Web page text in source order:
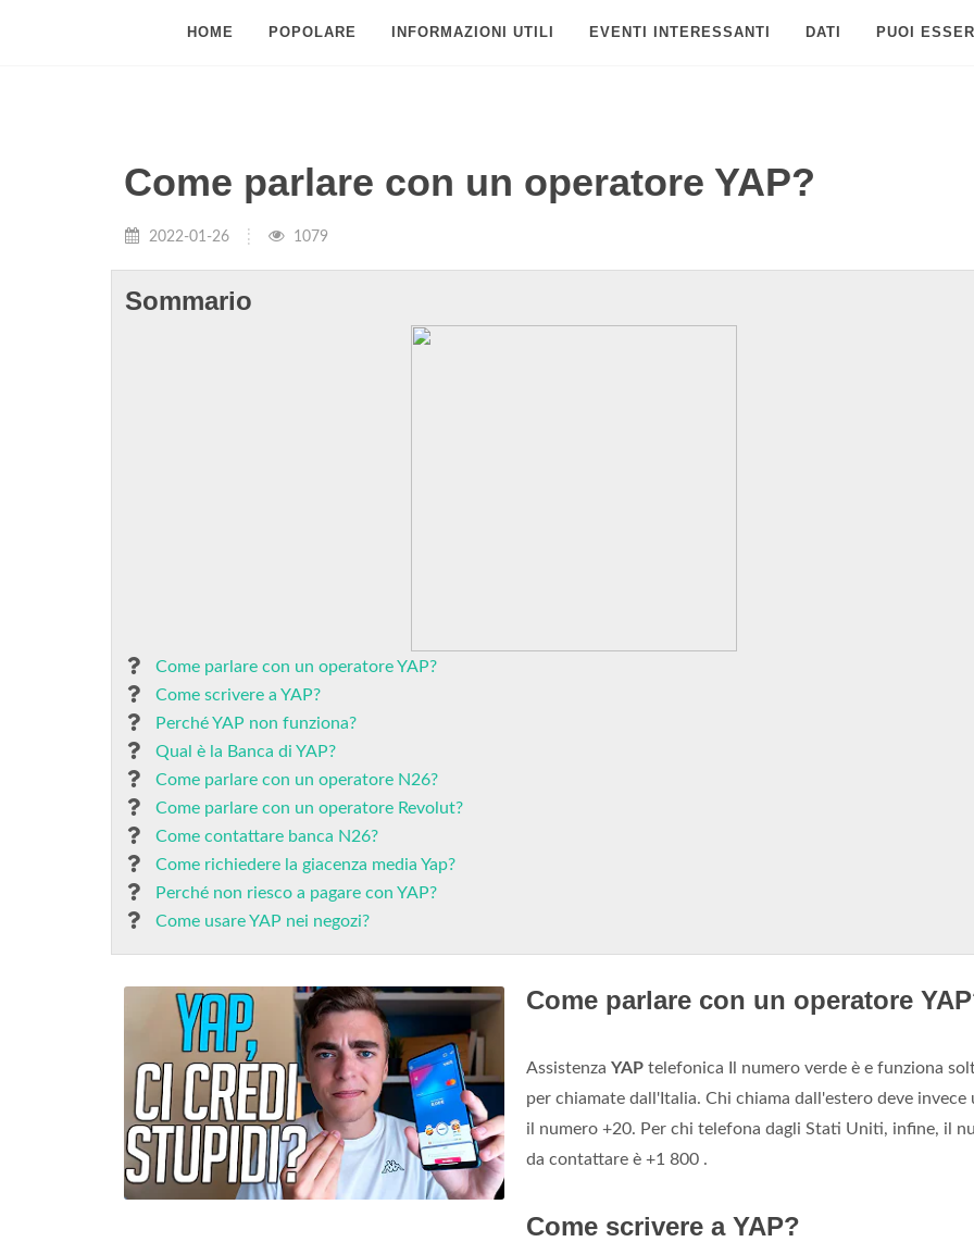
HOME POPOLARE INFORMAZIONI UTILI EVENTI INTERESSANTI DATI PUOI
Come parlare con un operatore YAP?
2022-01-26 1079
Sommario
Come parlare con un operatore YAP?
Come scrivere a YAP?
Perché YAP non funziona?
Qual è la Banca di YAP?
Come parlare con un operatore N26?
Come parlare con un operatore Revolut?
Come contattare banca N26?
Come richiedere la giacenza media Yap?
Perché non riesco a pagare con YAP?
Come usare YAP nei negozi?
Come parlare con un operatore
Assistenza YAP telefonica Il numero verde è e funziona
per chiamate dall'Italia. Chi chiama dall'estero deve invece
il numero +20. Per chi telefona dagli Stati Uniti, infine, il
da contattare è +1 800 .
Come scrivere a YAP?